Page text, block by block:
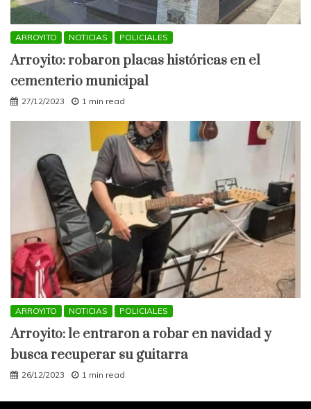
ARROYITO NOTICIAS POLICIALES
Arroyito: robaron placas históricas en el
cementerio municipal
27/12/2023 1 min read
ARROYITO NOTICIAS POLICIALES
Arroyito: le entraron a robar en navidad y
busca recuperar su guitarra
26/12/2023 1 min read